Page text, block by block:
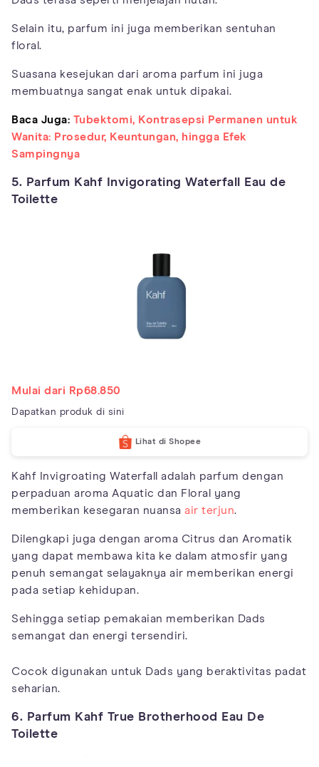
Selain itu, parfum ini juga memberikan sentuhan
floral.
Suasana kesejukan dari aroma parfum ini juga
membuatnya sangat enak untuk dipakai.
Baca Juga: Tubektomi, Kontrasepsi Permanen untuk
Wanita: Prosedur, Keuntungan, hingga Efek
Sampingnya
5. Parfum Kahf Invigorating Waterfall Eau de
Toilette
Mulai dari Rp68.850
Dapatkan produk di sini
Lihat di Shopee
Kahf Invigroating Waterfall adalah parfum dengan
perpaduan aroma Aquatic dan Floral yang
memberikan kesegaran nuansa air terjun.
Dilengkapi juga dengan aroma Citrus dan Aromatik
yang dapat membawa kita ke dalam atmosfir yang
penuh semangat selayaknya air memberikan energi
pada setiap kehidupan.
Sehingga setiap pemakaian memberikan Dads
semangat dan energi tersendiri.
Cocok digunakan untuk Dads yang beraktivitas padat
seharian.
6. Parfum Kahf True Brotherhood Eau De
Toilette